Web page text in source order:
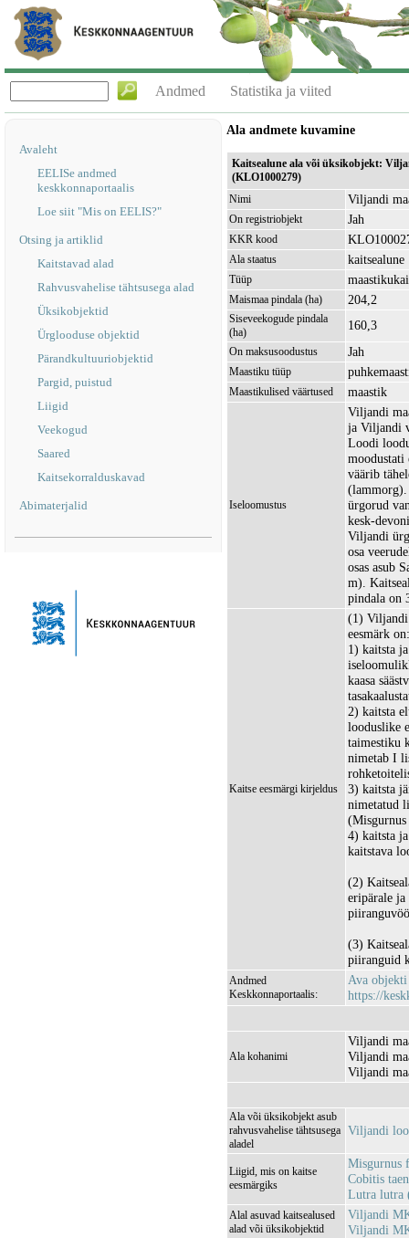
Andmed Statistika ja viited
Avaleht
EELISe andmed
keskkonnaportaalis
Loe siit "Mis on EELIS?"
Otsing ja artiklid
Kaitstavad alad
Rahvusvahelise tähtsusega alad
Üksikobjektid
Ürglooduse objektid
Pärandkultuuriobjektid
Pargid, puistud
Liigid
Veekogud
Saared
Kaitsekorralduskavad
Abimaterjalid
Ala andmete kuvamine
Kaitsealune ala või üksikobjekt:
(KLO1000279)
Nimi
Viljandi
On registriobjekt Jah
KKR kood
Ala staatus kaitsealune
Tüüp
Maismaa pindala (ha) 204,2
Siseveekogude pindala
(ha)
160,3
On maksusoodustus Jah
Maastiku tüüp
Maastikulised väärtused maastik
Iseloomustus
Viljandi
ja Viljandi
Loodi
moodustati
väärib
ürgorud
kesk-
Viljandi
osa
osas asub
m).
pindala on
Kaitse eesmärgi kirjeldus
(1) Viljandi
eesmärk on:
1) kaitsta
kaasa
2) kaitsta
looduslike
taimestiku
nimetab I
3) kaitsta
nimetatud
4) kaitsta
kaitstava
(2)
eripärale ja
(3)
piiranguid
Andmed
Keskkonnaportaalis:
Ava objekti
https://
Ala kohanimi
Viljandi
Viljandi
Viljandi
Ala või üksikobjekt asub
rahvusvahelise tähtsusega
aladel
Viljandi
Liigid, mis on kaitse
eesmärgiks
Misgurnus
Cobitis
Lutra lutra
Alal asuvad kaitsealused
alad või üksikobjektid
Viljandi
Viljandi